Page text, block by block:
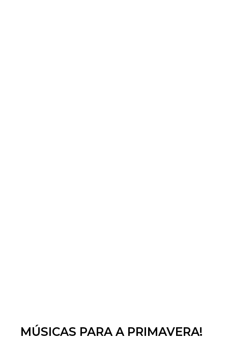
MÚSICAS PARA A PRIMAVERA!